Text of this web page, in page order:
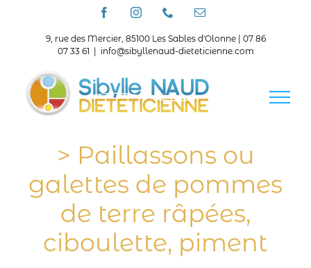
FacebookInstagramTéléphoneEmail
9, rue des Mercier, 85100 Les Sables d'Olonne | 07 86
07 33 61
info@sibyllenaud-dieteticienne.com
> Paillassons ou
galettes de pommes
de terre râpées,
ciboulette, piment